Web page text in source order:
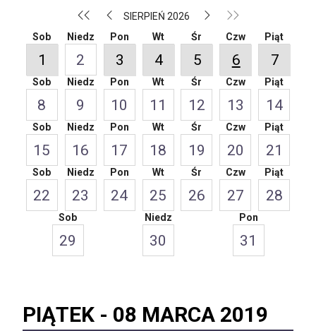
SIERPIEŃ 2026
Sob
1
Niedz
2
Pon
3
Wt
4
Śr
5
Czw
6
Piąt
7
Sob
8
Niedz
9
Pon
10
Wt
11
Śr
12
Czw
13
Piąt
14
Sob
15
Niedz
16
Pon
17
Wt
18
Śr
19
Czw
20
Piąt
21
Sob
22
Niedz
23
Pon
24
Wt
25
Śr
26
Czw
27
Piąt
28
Sob
29
Niedz
30
Pon
31
PIĄTEK - 08 MARCA 2019